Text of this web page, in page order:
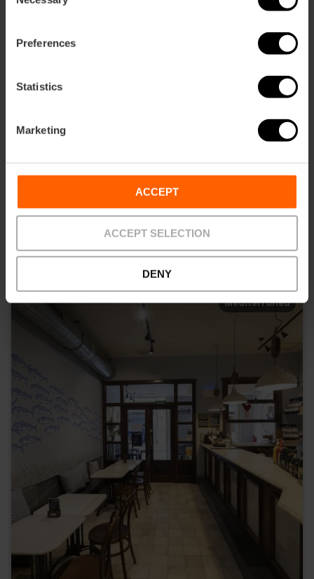
Preferences
Statistics
Marketing
ACCEPT
ACCEPT SELECTION
DENY
Ciudad de las Artes y Alameda
Mediterránea